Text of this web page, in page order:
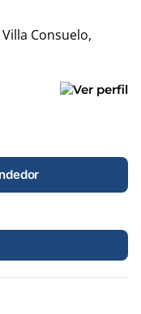
Villa Consuelo,